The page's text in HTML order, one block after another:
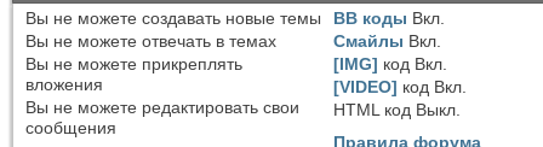
Вы не можете создавать новые темы
Вы не можете отвечать в темах
Вы не можете прикреплять
вложения
Вы не можете редактировать свои
сообщения
BB коды Вкл.
Смайлы Вкл.
[IMG] код Вкл.
[VIDEO] код Вкл.
HTML код Выкл.
Правила форума